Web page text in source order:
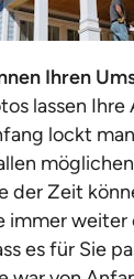
Ihren
lassen
lockt
der Zeit
immer weiter
es für Sie